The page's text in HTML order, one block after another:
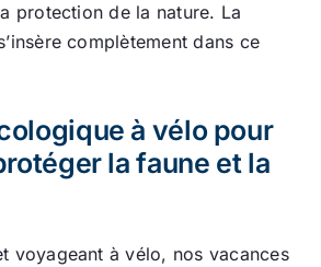
protection de la nature. La
complètement dans ce
à vélo pour
la faune et la
voyageant à vélo, nos vacances